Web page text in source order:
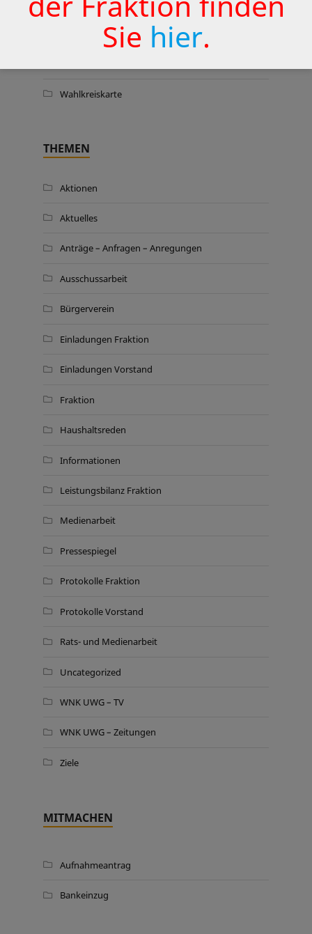
Vorstandsmitglieder
Wahlkreiskarte
THEMEN
Aktionen
Aktuelles
Anträge – Anfragen – Anregungen
Ausschussarbeit
Bürgerverein
Einladungen Fraktion
Einladungen Vorstand
Fraktion
Haushaltsreden
Informationen
Leistungsbilanz Fraktion
Medienarbeit
Pressespiegel
Protokolle Fraktion
Protokolle Vorstand
Rats- und Medienarbeit
Uncategorized
WNK UWG – TV
WNK UWG – Zeitungen
Ziele
MITMACHEN
Aufnahmeantrag
Bankeinzug
Sie hier.